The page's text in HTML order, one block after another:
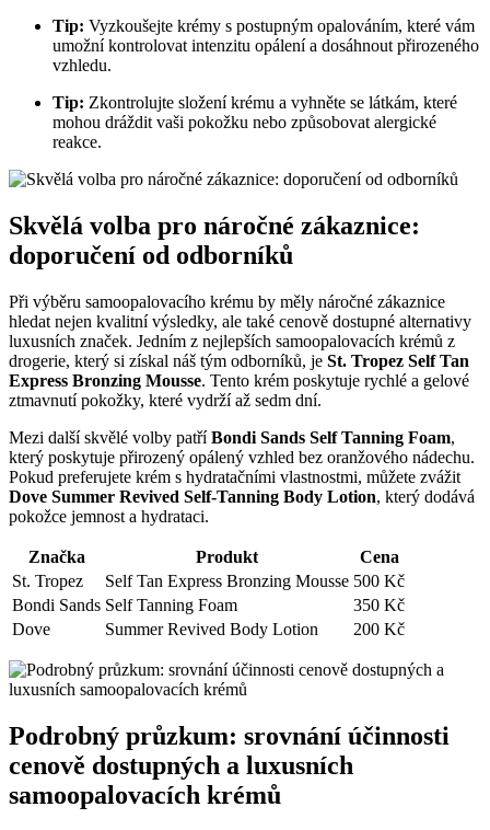
Tip: Vyzkoušejte krémy s postupným opalováním, které vám
umožní kontrolovat intenzitu opálení a dosáhnout přirozeného
vzhledu.
Tip: Zkontrolujte složení krému a vyhněte se látkám, které
mohou dráždit vaši pokožku nebo způsobovat alergické
reakce.
Skvělá volba pro náročné zákaznice:
doporučení od odborníků
Při výběru samoopalovacího krému by měly náročné zákaznice
hledat nejen kvalitní výsledky, ale také cenově dostupné alternativy
luxusních značek. Jedním z nejlepších samoopalovacích krémů z
drogerie, který si získal náš tým odborníků, je St. Tropez Self Tan
Express Bronzing Mousse. Tento krém poskytuje rychlé a gelové
ztmavnutí pokožky, které vydrží až sedm dní.
Mezi další skvělé volby patříBondi Sands Self Tanning Foam,
který poskytuje přirozený opálený vzhled bez oranžového nádechu.
Pokud preferujete krém s hydratačními vlastnostmi, můžete zvážit
Dove Summer Revived Self-Tanning Body Lotion, který dodává
pokožce jemnost a hydrataci.
Značka Produkt
Cena
St. Tropez
Self Tan Express Bronzing Mousse 500 Kč
Bondi Sands Self Tanning Foam
350 Kč
Dove
Summer Revived Body Lotion 200 Kč
Podrobný průzkum: srovnání účinnosti
cenově dostupných a luxusních
samoopalovacích krémů